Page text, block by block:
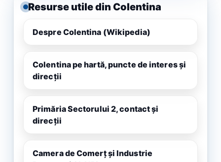
Resurse utile din Colentina
Despre Colentina (Wikipedia)
Colentina pe hartă, puncte de interes și
direcții
Primăria Sectorului 2, contact și
direcții
Camera de Comerț și Industrie